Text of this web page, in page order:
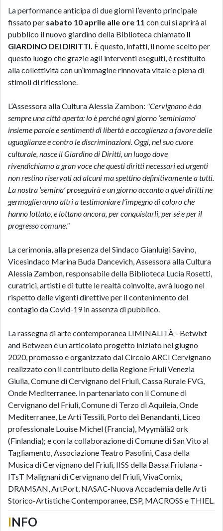
La performance anticipa di due giorni l’evento principale
fissato per sabato 10 aprile alle ore 11 con cui si aprirà al
pubblico il nuovo giardino della Biblioteca chiamato Il
GIARDINO DEI DIRITTI. È questo, infatti, il nome scelto per
questo luogo che grazie agli interventi eseguiti, è restituito
alla collettività con un’immagine rinnovata vitale e piena di
stimoli di riflessione.
L’Assessora alla Cultura Alessia Zambon: "Cervignano è da
sempre una città aperta: lo è perché ogni giorno ‘seminiamo’
insieme parole e sentimenti di libertà e accoglienza a favore delle
uguaglianze e contro le discriminazioni. Oggi, nel suo cuore
culturale, nasce il Giardino di Diritti, un luogo dove
rivendichiamo a gran voce che questi diritti necessari ed urgenti
non restino riservati ad alcuni ma spettino definitivamente a tutti.
La nostra ‘semina’ proseguirà e un giorno accanto a quei diritti ne
germoglieranno altri a testimoniare l’impegno di coloro che
hanno lottato, e lottano ancora, per conquistarli, per sé e per il
progresso comune."
La cerimonia, alla presenza del Sindaco Gianluigi Savino,
Vicesindaco Marina Buda Dancevich, Assessora alla Cultura
Alessia Zambon, responsabile della Biblioteca Lucia Rosetti,
curatrici, artisti e di tutte le realtà coinvolte, avrà luogo nel
rispetto delle vigenti direttive per il contenimento del
contagio da Covid-19 in assenza di pubblico.
La rassegna di arte contemporanea LIMINALITÀ - Betwixt
and Between è un articolato progetto iniziato nel giugno
2020, promosso e organizzato dal Circolo ARCI Cervignano
realizzato con il contributo della Regione Friuli Venezia
Giulia, Comune di Cervignano del Friuli, Cassa Rurale FVG,
Onde Mediterranee. In partenariato con il Comune di
Cervignano del Friuli, Comune di Terzo di Aquileia, Onde
Mediterranee, Le Arti Tessili, Porto dei Benandanti, Liceo
professionale Louise Michel (Francia), Myymälä2 ork
(Finlandia); e con la collaborazione di Comune di San Vito al
Tagliamento, Associazione Teatro Pasolini, Casa della
Musica di Cervignano del Friuli, IISS della Bassa Friulana -
ITsT Malignani di Cervignano del Friuli, VivaComix,
DRAMSAN, ArtPort, NASAC-Nuova Accademia delle Arti
Storico-Artistiche Contemporanee, ESP, MACROSS e THIEL.
INFO